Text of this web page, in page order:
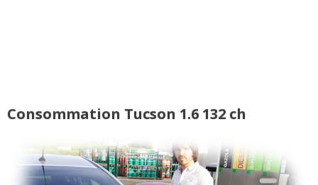
Consommation Tucson 1.6 132 ch